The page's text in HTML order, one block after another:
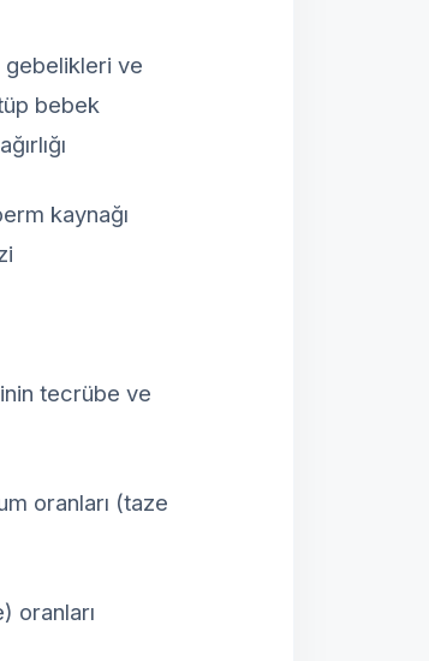
gebelikleri ve
bebek
kaynağı
tecrübe ve
oranları (taze
oranları